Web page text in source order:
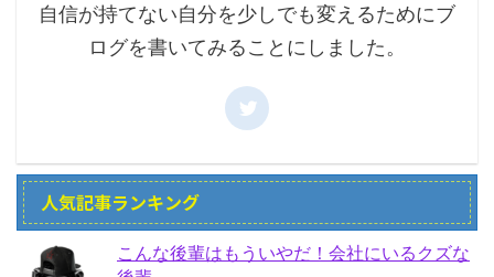
自信が持てない自分を少しでも変えるためにブ
ログを書いてみることにしました。
人気記事ランキング
こんな後輩はもういやだ！会社にいるクズな